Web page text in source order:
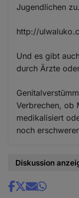
Jugendlichen
http://
Und es gibt
durch Ärzte
Verbrechen, ob
medikalisiert
noch
Diskussion
Share